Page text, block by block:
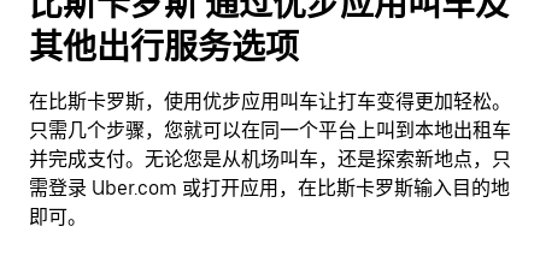
其他出行服务选项
在比斯卡罗斯，使用优步应用叫车让打车变得更加轻松。
只需几个步骤，您就可以在同一个平台上叫到本地出租车
并完成支付。无论您是从机场叫车，还是探索新地点，只
需登录 Uber.com 或打开应用，在比斯卡罗斯输入目的地
即可。